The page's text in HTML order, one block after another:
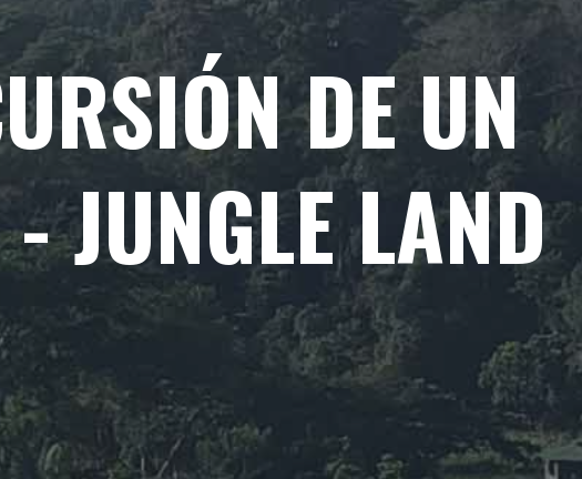
DE UN
JUNGLE LAND